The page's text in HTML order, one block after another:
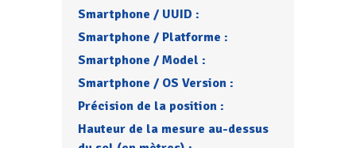
Smartphone / UUID :
Smartphone / Platforme :
Smartphone / Model :
Smartphone / OS Version :
Précision de la position :
Hauteur de la mesure au-dessus